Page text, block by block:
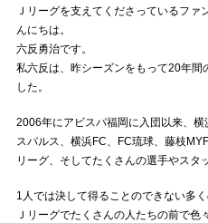
Ｊリーグを支えてくださっているファ
んにちは。
六反勇治です。
私六反は、昨シーズンをもって20年間
した。
2006年にアビスパ福岡に入団以来、
スパルス、横浜FC、FC琉球、藤枝
リーグ、そしてたくさんの選手やスタ
1人では決して得ることのできない多
Ｊリーグでたくさんの人たちの前で